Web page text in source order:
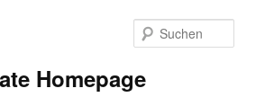
Homepage